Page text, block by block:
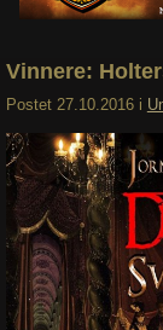
Søk
Vinnere:
Postet 27.10.2016 i